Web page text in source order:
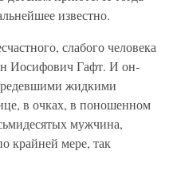
известно.
слабого человека
Иосифович Гафт. И он-
жидкими
в очках, в поношенном
мужчина,
крайней мере, так